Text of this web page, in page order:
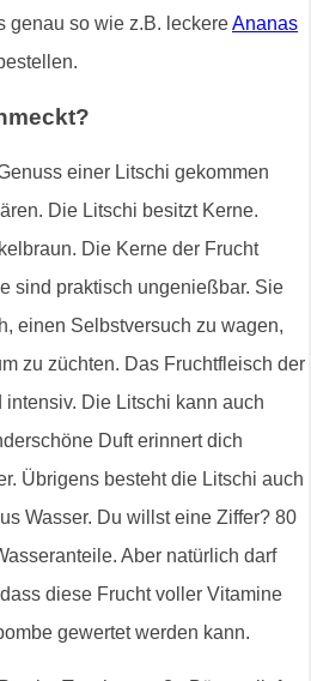
genau so wie z.B. leckereAnanas
einer Litschi gekommen
Die Litschi besitzt Kerne.
Die Kerne der Frucht
sind praktisch ungenießbar. Sie
einen Selbstversuch zu wagen,
zu züchten. Das Fruchtfleisch der
intensiv. Die Litschi kann auch
Duft erinnert dich
Übrigens besteht die Litschi auch
Wasser. Du willst eine Ziffer? 80
Aber natürlich darf
diese Frucht voller Vitamine
gewertet werden kann.